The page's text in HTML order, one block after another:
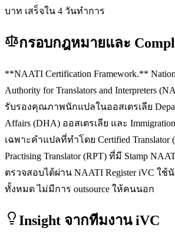
บาท เสร็จใน 4 วันทำการ
กรอบกฎหมายและ
**NAATI Certification Framework.**
Authority for Translators and Interpreters
รับรองคุณภาพนักแปลในออสเตรเลีย
Affairs (DHA) ออสเตรเลีย และ
เฉพาะคำแปลที่ทำโดย Certified Translator
Practising Translator (RPT) ที่มี Stamp
ตรวจสอบได้ผ่าน NAATI Register iVC ใช้
ทั้งหมด ไม่มีการ outsource ให้คนนอก
Insight จากทีมงาน iVC